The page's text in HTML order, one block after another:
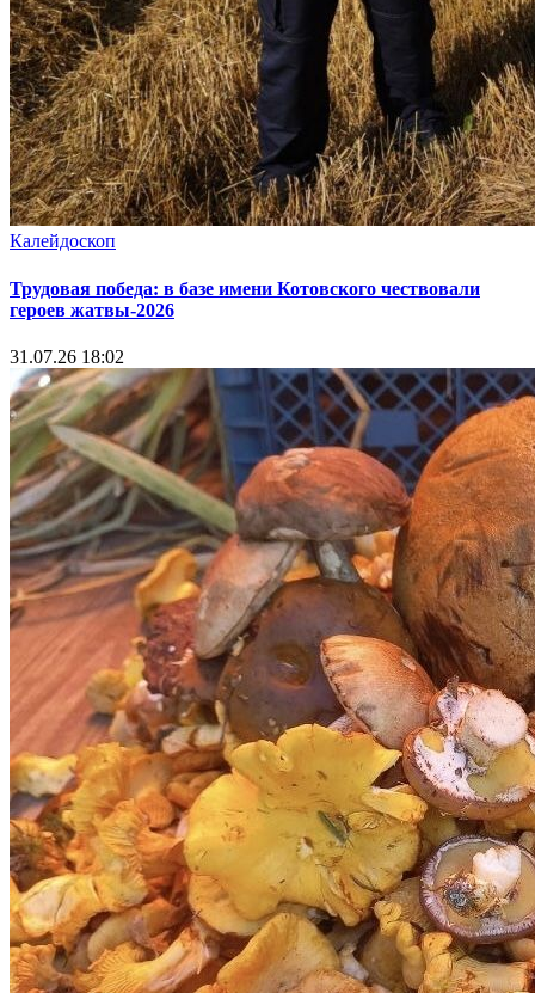
Калейдоскоп
Трудовая победа: в базе имени Котовского чествовали
героев жатвы-2026
31.07.26 18:02